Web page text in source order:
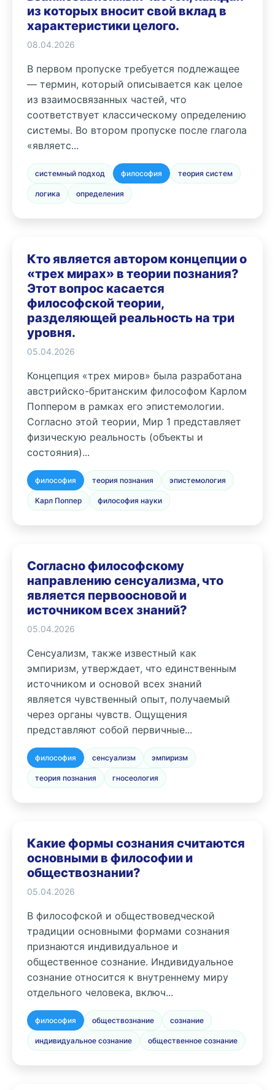
из которых вносит свой вклад в
характеристики целого.
08.04.2026
В первом пропуске требуется подлежащее
— термин, который описывается как целое
из взаимосвязанных частей, что
соответствует классическому определению
системы. Во втором пропуске после глагола
«являетс...
системный подход философия теория систем
логика определения
Кто является автором концепции о
«трех мирах» в теории познания?
Этот вопрос касается
философской теории,
разделяющей реальность на три
уровня.
05.04.2026
Концепция «трех миров» была разработана
австрийско-британским философом Карлом
Поппером в рамках его эпистемологии.
Согласно этой теории, Мир 1 представляет
физическую реальность (объекты и
состояния)...
философия теория познания эпистемология
Карл Поппер философия науки
Согласно философскому
направлению сенсуализма, что
является первоосновой и
источником всех знаний?
05.04.2026
Сенсуализм, также известный как
эмпиризм, утверждает, что единственным
источником и основой всех знаний
является чувственный опыт, получаемый
через органы чувств. Ощущения
представляют собой первичные...
философия сенсуализм эмпиризм
теория познания гносеология
Какие формы сознания считаются
основными в философии и
обществознании?
05.04.2026
В философской и обществоведческой
традиции основными формами сознания
признаются индивидуальное и
общественное сознание. Индивидуальное
сознание относится к внутреннему миру
отдельного человека, включ...
философия обществознание сознание
индивидуальное сознание общественное сознание